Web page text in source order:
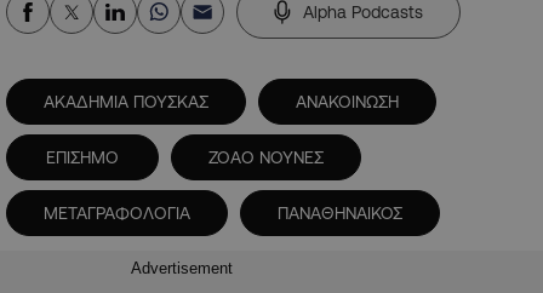
Alpha Podcasts
ΑΚΑΔΗΜΙΑ ΠΟΥΣΚΑΣ ΑΝΑΚΟΙΝΩΣΗ
ΕΠΙΣΗΜΟ ΖΟΑΟ ΝΟΥΝΕΣ
ΜΕΤΑΓΡΑΦΟΛΟΓΙΑ ΠΑΝΑΘΗΝΑΙΚΟΣ
Advertisement